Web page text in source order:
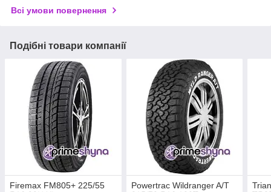
Всі умови повернення
Подібні товари компанії
Firemax FM805+ 225/55
Powertrac Wildranger A/T